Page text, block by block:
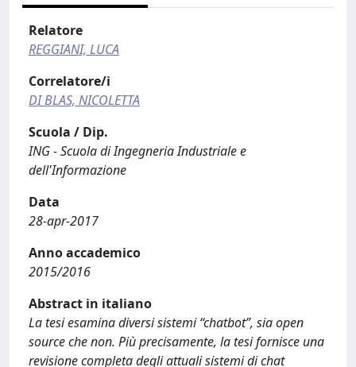
Relatore
REGGIANI, LUCA
Correlatore/i
DI BLAS, NICOLETTA
Scuola / Dip.
ING - Scuola di Ingegneria Industriale e
dell'Informazione
Data
28-apr-2017
Anno accademico
2015/2016
Abstract in italiano
La tesi esamina diversi sistemi “chatbot”, sia open
source che non. Più precisamente, la tesi fornisce una
revisione completa degli attuali sistemi di chat